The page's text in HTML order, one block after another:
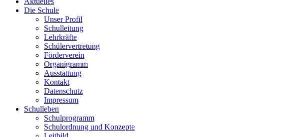
Die Schule
Unser Profil
Schulleitung
Lehrkräfte
Schülervertretung
Förderverein
Organigramm
Ausstattung
Kontakt
Datenschutz
Impressum
Schulleben
Schulprogramm
Schulordnung und Konzepte